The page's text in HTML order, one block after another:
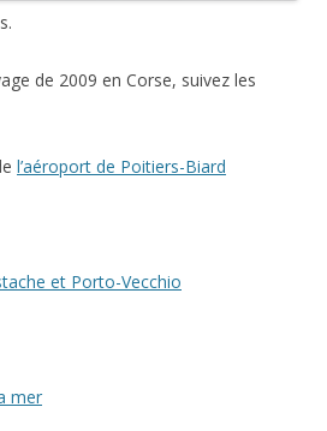
de 2009 en Corse, suivez les
l’aéroport de Poitiers-Biard
et Porto-Vecchio
mer